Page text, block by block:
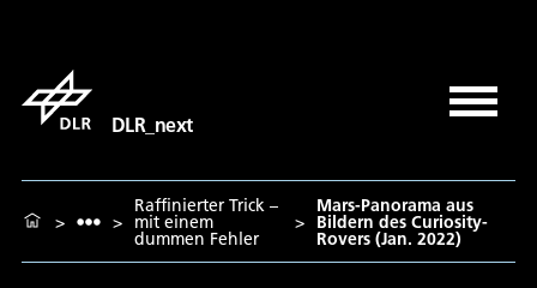
DLR_next
> >
Raffinierter Trick –
mit einem
dummen Fehler
>
Mars-Panorama aus
Bildern des Curiosity-
Rovers (Jan. 2022)